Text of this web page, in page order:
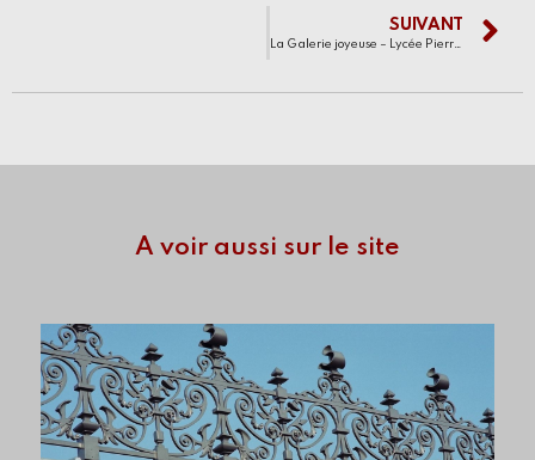
SUIVANT
La Galerie joyeuse – Lycée Pierre Corneille | ROUEN
A voir aussi sur le site